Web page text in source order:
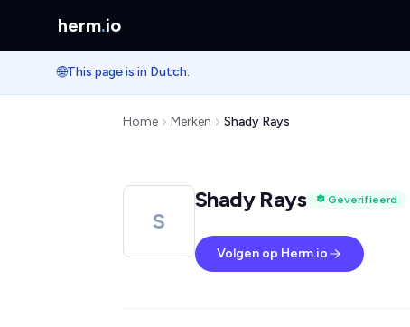
herm.io
🌐This page is in Dutch.
Home Merken Shady Rays
S
Shady Rays Geverifieerd
Volgen op Herm.io